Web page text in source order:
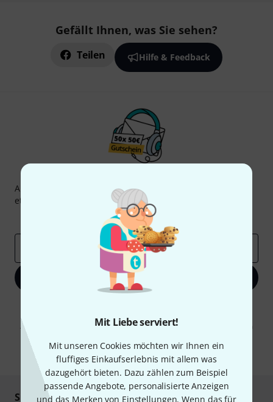
Mit Liebe serviert!
Mit unseren Cookies möchten wir Ihnen ein
fluffiges Einkaufserlebnis mit allem was
dazugehört bieten. Dazu zählen zum Beispiel
passende Angebote, personalisierte Anzeigen
und das Merken von Einstellungen. Wenn das für
Gefällt Ihnen, was Sie sehen?
Teilen Hilfe & Feedback
Abonniere den Thomann Newsletter und gewinne mit
etwas Glück einen von
50 Gutscheinen
Inspirierende Beiträge
Deals
Jetzt anmelden
Werbung und einer Messung des E-Mail-Nutzungsverhaltens zu. Die
Abmeldung ist jederzeit möglich. Weitere Informationen finden Sie in
* Pflichtfeld
Sicher einkaufen & bezahlen